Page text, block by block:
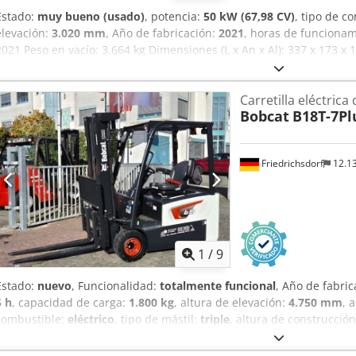
muy bueno (usado), potencia: 50 kW (67,98 CV), tipo de
3.020 mm, Año de fabricación: 2021, horas de
Peso en vacío: 3.664 kg Dimensiones (L x An x Al): 337 x 173 x
motor: Bobcat Marcado CE: sí Dodpfey D D Rzjx Akqjck Estado
= Otras opciones y accesorios = - 3er circuito hidráulico -
transmisión Norma / Fase: Stage IV / Tier IV final Estado Tipo CE:
control por joystick SJC, orugas de goma nuevas, display deluxe
1 /9
Friedrichsdorf
Carretilla eléctrica
Bobcat B18T-
nuevo, Funcionalidad: totalmente funcional, Año de
h, capacidad de carga: 1.800 kg, altura de elevación: 4.750 mm,
eléctrico, tipo de mástil: triple, altura de
, longitud de la horquilla:
total:1.991 mm, tipo de accionamiento:Elektro, ancho